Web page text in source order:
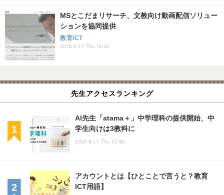
MSとこだまリサーチ、文教向け動画配信ソリュー
ションを協同提供
教育ICT
2016.3.17 Thu 15:30
先生アクセスランキング
AI先生「atama＋」中学理科の提供開始、中
学生向けは3教科に
2020.9.17 Thu 12:45
アカウントとは【ひとことで言うと？教育
ICT用語】